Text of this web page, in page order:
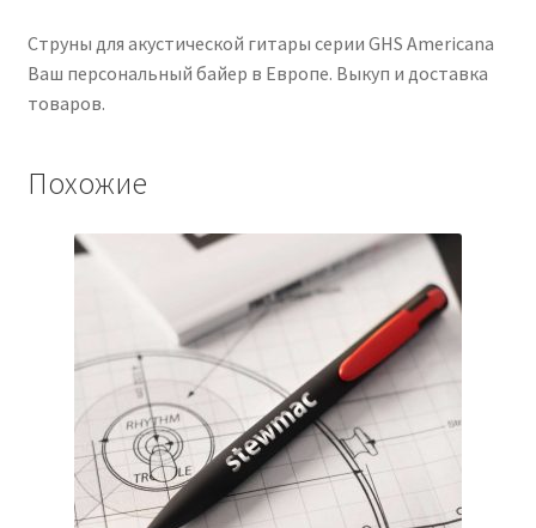
Струны для акустической гитары серии GHS Americana
Ваш персональный байер в Европе. Выкуп и доставка
товаров.
Похожие